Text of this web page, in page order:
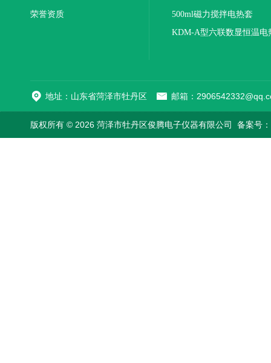
荣誉资质
500ml磁力搅拌电热套
KDM-A型六联数显恒温电
地址：山东省菏泽市牡丹区 邮箱：
版权所有 © 2026 菏泽市牡丹区俊腾电子仪器有限公司 备案号